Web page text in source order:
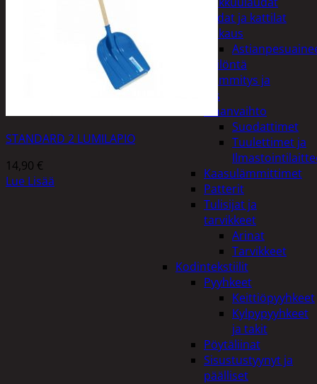
Padat ja kattilat
Tiskaus
Säilöntä
Kodin lämmitys ja
tuuletus
Ilmanvaihto
Suodattimet
Tuulettimet ja
Kaasulämmittimet
Patterit
Tulisijat ja
tarvikkeet
Arinat
Tarvikkeet
Kodintekstiilit
Pyyhkeet
Keittiöpyyhkeet
Kylpypyyhkeet
ja takit
Pöytäliinat
Sisustustyynyt ja
päälliset
STANDARD 2 LUMILAPIO
14,90 €
Lue Lisää